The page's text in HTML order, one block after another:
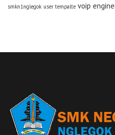
smkn1nglegok user tempalte voip